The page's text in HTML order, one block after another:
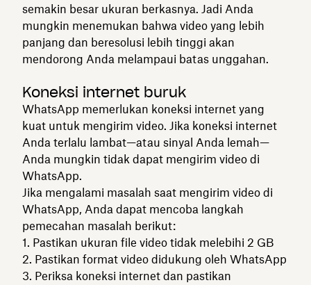
semakin besar ukuran berkasnya. Jadi Anda
mungkin menemukan bahwa video yang lebih
panjang dan beresolusi lebih tinggi akan
mendorong Anda melampaui batas unggahan.
Koneksi internet buruk
WhatsApp memerlukan koneksi internet yang
kuat untuk mengirim video. Jika koneksi internet
Anda terlalu lambat—atau sinyal Anda lemah—
Anda mungkin tidak dapat mengirim video di
WhatsApp.
Jika mengalami masalah saat mengirim video di
WhatsApp, Anda dapat mencoba langkah
pemecahan masalah berikut:
Pastikan ukuran file video tidak melebihi 2 GB
Pastikan format video didukung oleh WhatsApp
Periksa koneksi internet dan pastikan